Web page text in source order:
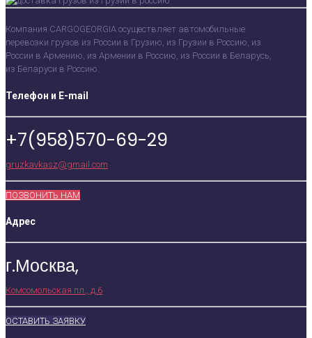
Компания CARGOGEORGIA осуществляет автомобильные
перевозки грузов из России в Грузию, из Грузии в Россию, из
России в Армению, из Армении в Россию, из России в Беларусь,
из Беларуси в Россию.
Телефон и E-mail
+7(958)570-69-29
gruzkavkasz@gmail.com
ПОЗВОНИТЬ НАМ
Адрес
г.Москва,
Комсомольская пл., д.6
ОСТАВИТЬ ЗАЯВКУ